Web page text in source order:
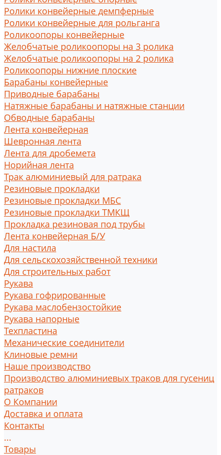
Ролики конвейерные демпферные
Ролики конвейерные для рольганга
Роликоопоры конвейерные
Желобчатые роликоопоры на 3 ролика
Желобчатые роликоопоры на 2 ролика
Роликоопоры нижние плоские
Барабаны конвейерные
Приводные барабаны
Натяжные барабаны и натяжные станции
Обводные барабаны
Лента конвейерная
Шевронная лента
Лента для дробемета
Норийная лента
Трак алюминиевый для ратрака
Резиновые прокладки
Резиновые прокладки МБС
Резиновые прокладки ТМКЩ
Прокладка резиновая под трубы
Лента конвейерная Б/У
Для настила
Для сельскохозяйственной техники
Для строительных работ
Рукава
Рукава гофрированные
Рукава маслобензостойкие
Рукава напорные
Техпластина
Механические соединители
Клиновые ремни
Наше производство
Производство алюминиевых траков для гусениц
ратраков
О Компании
Доставка и оплата
Контакты
...
Товары